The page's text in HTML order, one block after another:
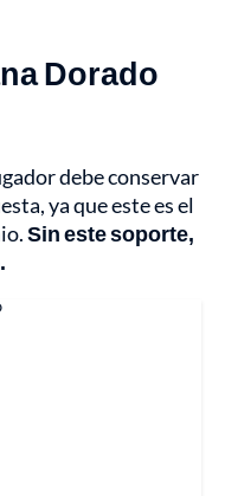
Dorado
debe conservar
ya que este es el
Sin este soporte,